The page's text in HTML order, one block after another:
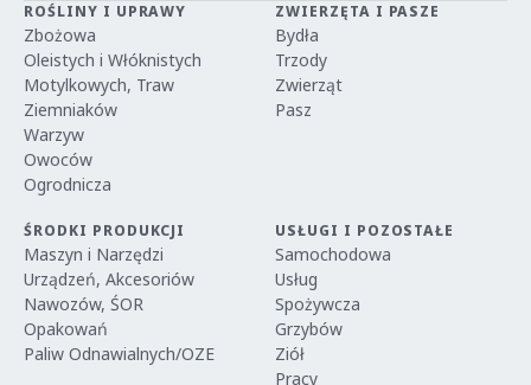
ROŚLINY I UPRAWY
Zbożowa
Oleistych i Włóknistych
Motylkowych, Traw
Ziemniaków
Warzyw
Owoców
Ogrodnicza
ZWIERZĘTA I PASZE
Bydła
Trzody
Zwierząt
Pasz
ŚRODKI PRODUKCJI
Maszyn i Narzędzi
Urządzeń, Akcesoriów
Nawozów, ŚOR
Opakowań
Paliw Odnawialnych/OZE
USŁUGI I POZOSTAŁE
Samochodowa
Usług
Spożywcza
Grzybów
Ziół
Pracy